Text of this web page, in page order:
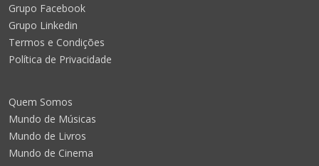
Grupo Facebook
Grupo Linkedin
Termos e Condições
Política de Privacidade
Quem Somos
Mundo de Músicas
Mundo de Livros
Mundo de Cinema